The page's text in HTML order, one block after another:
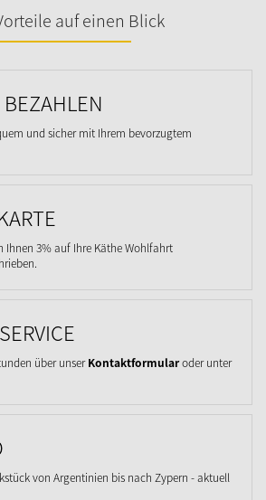
auf einen Blick
und sicher mit Ihrem bevorzugtem
Ihnen 3% auf Ihre Käthe Wohlfahrt
über unserKontaktformularoder unter
von Argentinien bis nach Zypern - aktuell